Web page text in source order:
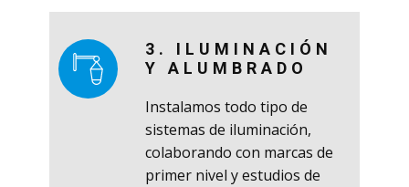
3. ILUMINACIÓN
Y ALUMBRADO
Instalamos todo tipo de
sistemas de iluminación,
colaborando con marcas de
primer nivel y estudios de